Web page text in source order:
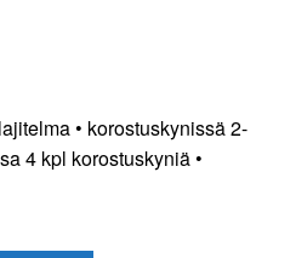
• korostuskynissä 2-
4 kpl korostuskyniä •